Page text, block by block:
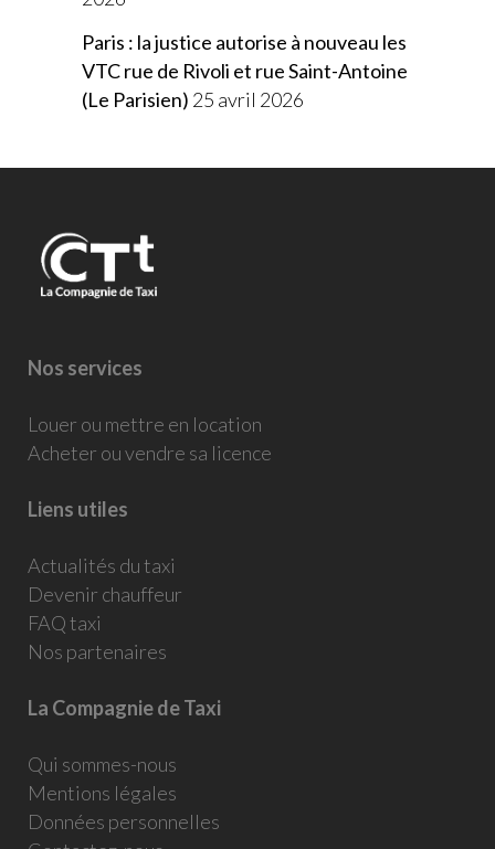
Paris : la justice autorise à nouveau les
VTC rue de Rivoli et rue Saint-Antoine
(Le Parisien) 25 avril 2026
Nos services
Louer ou mettre en location
Acheter ou vendre sa licence
Liens utiles
Actualités du taxi
Devenir chauffeur
FAQ taxi
Nos partenaires
La Compagnie de Taxi
Qui sommes-nous
Mentions légales
Données personnelles